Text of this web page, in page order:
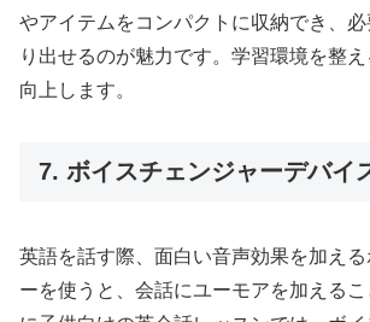
やアイテムをコンパクトに収納でき、
り出せるのが魅力です。学習環境を整
向上します。
7. ボイスチェンジャーデバイ
英語を話す際、面白い音声効果を加え
ーを使うと、会話にユーモアを加える